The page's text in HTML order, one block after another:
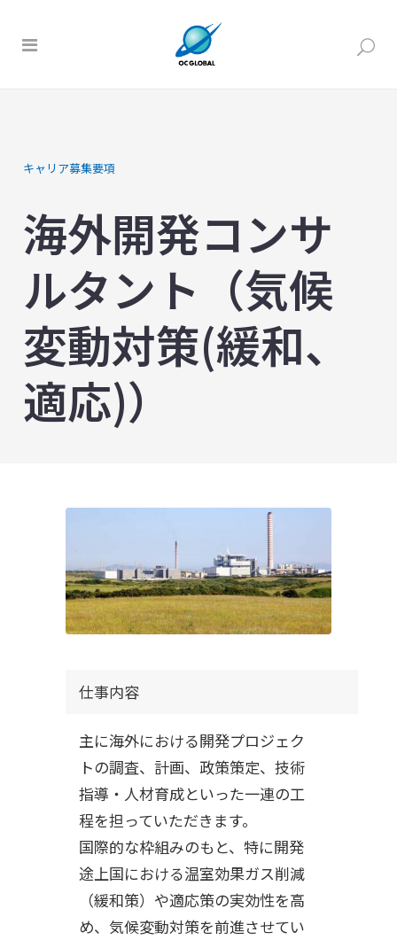
キャリア募集要項
海外開発コンサ
ルタント（気候
変動対策(緩和、
適応)）
仕事内容
主に海外における開発プロジェク
トの調査、計画、政策策定、技術
指導・人材育成といった一連の工
程を担っていただきます。
国際的な枠組みのもと、特に開発
途上国における温室効果ガス削減
（緩和策）や適応策の実効性を高
め、気候変動対策を前進させてい